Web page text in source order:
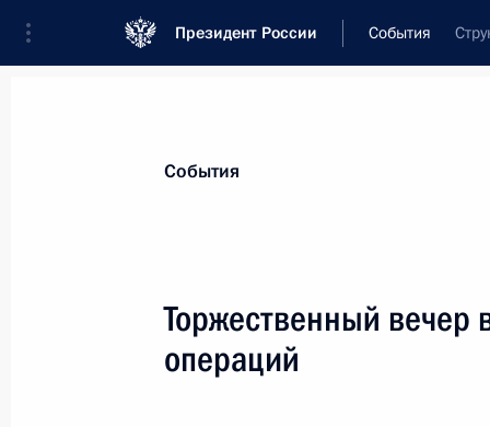
Президент России События
Новости
Рабочая встреча с губернатором
События
Торжественный вечер
операций